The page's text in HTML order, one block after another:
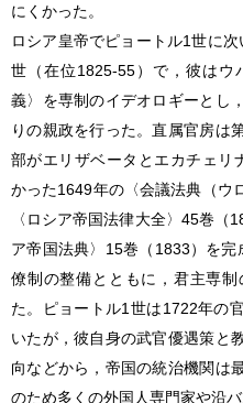
にくかった。
ロシア皇帝でピョートル1世に
世（在位1825-55）で，彼はウ
義〉を専制のイデオロギーとし
りの親政を行った。直属官房は
部がエリザベータとエカチェリ
かった1649年の〈会議法典（ウ
〈ロシア帝国法律大全〉45巻（
ア帝国法典〉15巻（1833）を
僚制の整備とともに，君主専
た。ピョートル1世は1722年の
いたが，彼自身の武官優遇策と
向などから，帝国の統治機関は
のため多くの外国人専門家や沿